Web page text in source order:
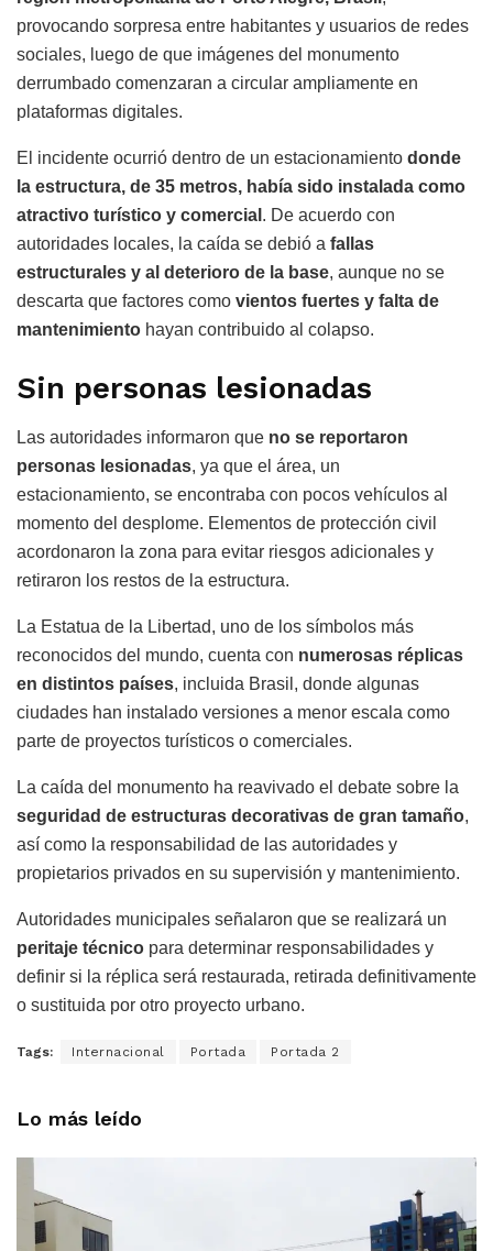
provocando sorpresa entre habitantes y usuarios de redes
sociales, luego de que imágenes del monumento
derrumbado comenzaran a circular ampliamente en
plataformas digitales.
El incidente ocurrió dentro de un estacionamiento donde
la estructura, de 35 metros, había sido instalada como
atractivo turístico y comercial . De acuerdo con
autoridades locales, la caída se debió a fallas
estructurales y al deterioro de la base, aunque no se
descarta que factores como vientos fuertes y falta de
mantenimiento hayan contribuido al colapso.
Sin personas lesionadas
Las autoridades informaron que no se reportaron
personas lesionadas, ya que el área, un
estacionamiento, se encontraba con pocos vehículos al
momento del desplome. Elementos de protección civil
acordonaron la zona para evitar riesgos adicionales y
retiraron los restos de la estructura.
La Estatua de la Libertad, uno de los símbolos más
reconocidos del mundo, cuenta con numerosas réplicas
en distintos países, incluida Brasil, donde algunas
ciudades han instalado versiones a menor escala como
parte de proyectos turísticos o comerciales.
La caída del monumento ha reavivado el debate sobre la
seguridad de estructuras decorativas de gran tamaño,
así como la responsabilidad de las autoridades y
propietarios privados en su supervisión y mantenimiento.
Autoridades municipales señalaron que se realizará un
peritaje técnico para determinar responsabilidades y
definir si la réplica será restaurada, retirada definitivamente
o sustituida por otro proyecto urbano.
Tags: Internacional Portada Portada 2
Lo más leído